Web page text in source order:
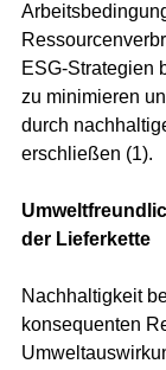
ESG-Strategien
zu minimieren
durch
erschließen (1).
der Lieferkette
Nachhaltigkeit
konsequenten